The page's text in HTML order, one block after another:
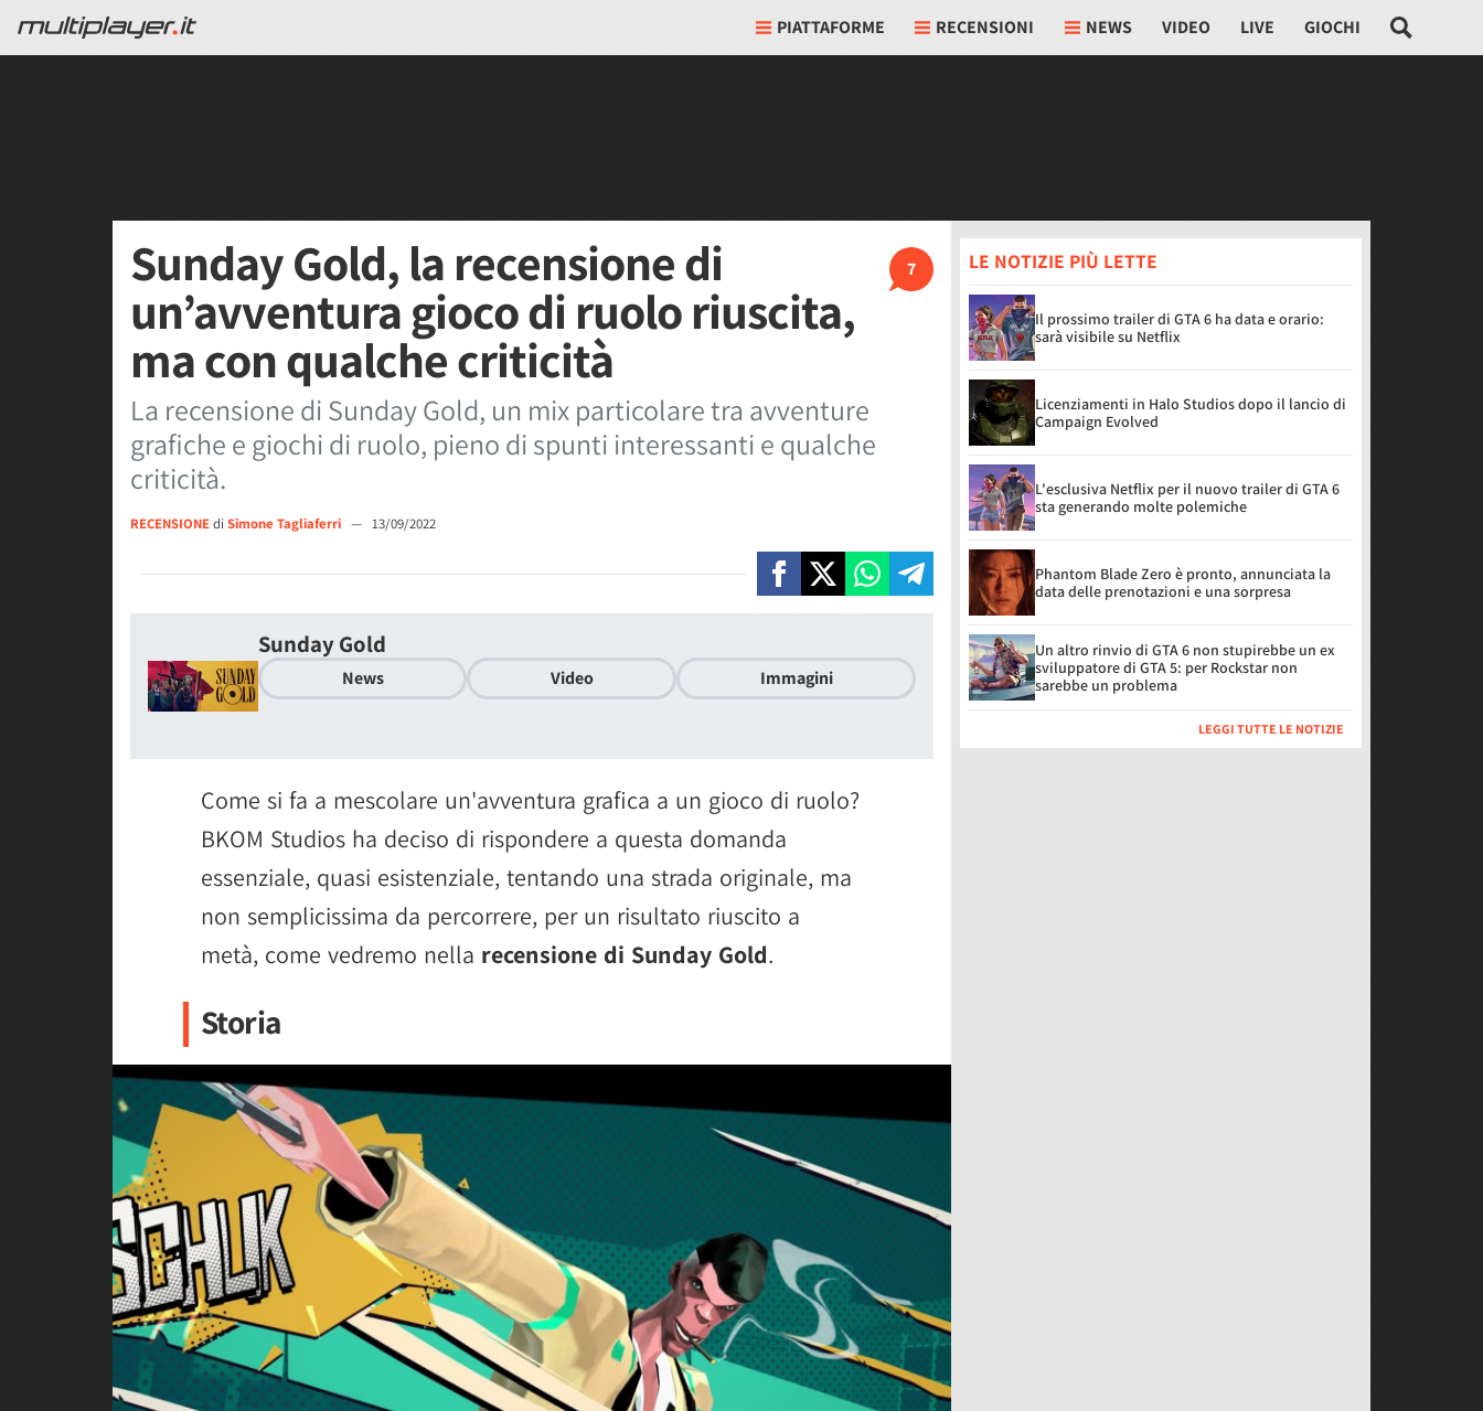
PIATTAFORME RECENSIONI NEWS VIDEO LIVE GIOCHI
7
Sunday Gold, la recensione di
un’avventura gioco di ruolo riuscita,
ma con qualche criticità
La recensione di Sunday Gold, un mix particolare tra avventure
grafiche e giochi di ruolo, pieno di spunti interessanti e qualche
criticità.
RECENSIONEdi Simone Tagliaferri — 13/09/2022
Sunday Gold
News Video Immagini
Come si fa a mescolare un'avventura grafica a un gioco di ruolo?
BKOM Studios ha deciso di rispondere a questa domanda
essenziale, quasi esistenziale, tentando una strada originale, ma
non semplicissima da percorrere, per un risultato riuscito a
metà, come vedremo nella recensione di Sunday Gold.
Storia
LE NOTIZIE PIÙ LETTE
Il prossimo trailer di GTA 6 ha data e orario:
sarà visibile su Netflix
Licenziamenti in Halo Studios dopo il lancio di
Campaign Evolved
L'esclusiva Netflix per il nuovo trailer di GTA 6
sta generando molte polemiche
Phantom Blade Zero è pronto, annunciata la
data delle prenotazioni e una sorpresa
Un altro rinvio di GTA 6 non stupirebbe un ex
sviluppatore di GTA 5: per Rockstar non
sarebbe un problema
LEGGI TUTTE LE NOTIZIE